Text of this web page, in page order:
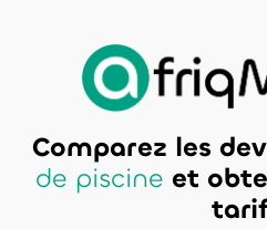
Comparez les
de piscine et